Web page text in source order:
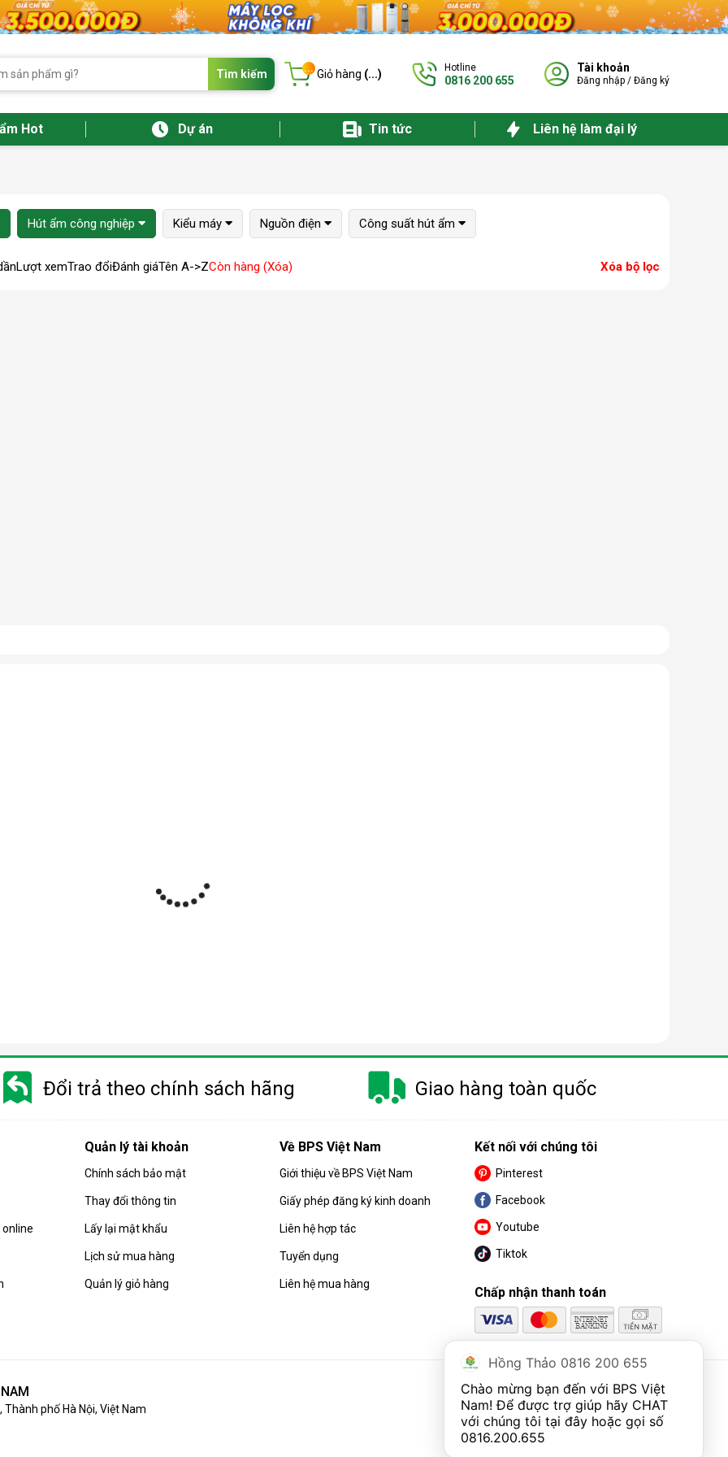
Tìm kiếm ... Giỏ hàng (...) Hotline
0816 200 655
Tài khoản
Đăng nhập / Đăng ký
Hot Dự án Tin tức Liên hệ làm đại lý
Hút ẩm công nghiệp Kiểu máy Nguồn điện Công suất hút ẩm
Lượt xemTrao đổiĐánh giáTên A->ZCòn hàng (Xóa) Xóa bộ lọc
Đổi trả theo chính sách hãng Giao hàng toàn quốc
Quản lý tài khoản
Chính sách bảo mật
Thay đổi thông tin
Lấy lại mật khẩu
Lịch sử mua hàng
Quản lý giỏ hàng
Về BPS Việt Nam
Giới thiệu về BPS Việt Nam
Giấy phép đăng ký kinh doanh
Liên hệ hợp tác
Tuyển dụng
Liên hệ mua hàng
Kết nối với chúng tôi
Pinterest
Facebook
Youtube
Tiktok
Chấp nhận thanh toán
phố Hà Nội, Việt Nam
Hồng Thảo 0816 200 655
Chào mừng bạn đến với BPS Việt
Nam! Để được trợ giúp hãy CHAT
0816.200.655